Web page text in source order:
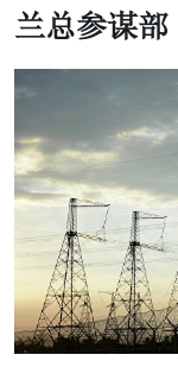
兰总参谋部